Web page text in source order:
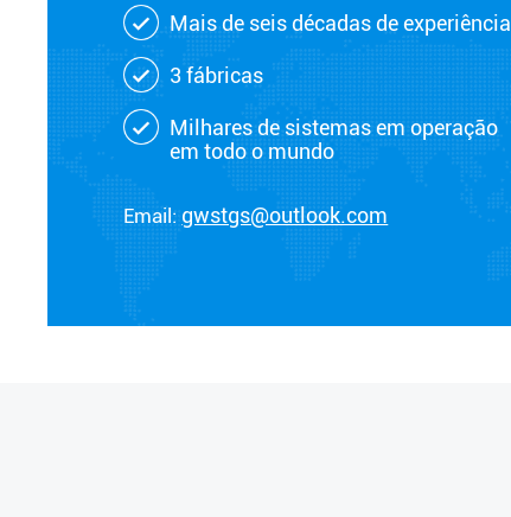
Mais de seis décadas de experiência
3 fábricas
Milhares de sistemas em operação
em todo o mundo
Email:gwstgs@outlook.com